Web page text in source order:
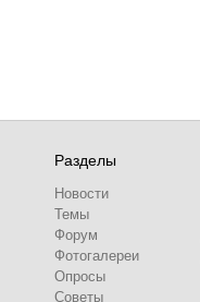
Разделы
Новости
Темы
Форум
Фотогалереи
Опросы
Советы